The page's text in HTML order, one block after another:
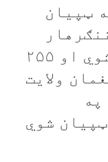
شوي او ۲۵۰۰ تنه ټپيان
ولايت کې هم ۱۲ تنه مړه شوي او ۲۵۵
ولايت
په
کې ۴ تنه ټپيان شوي